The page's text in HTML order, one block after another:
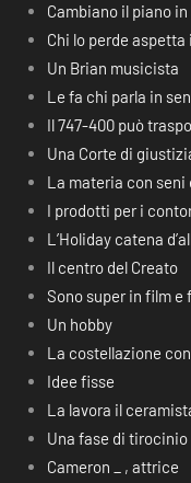
Cambiano il piano
Chi lo perde aspetta
Un Brian musicista
Le fa chi parla in
Il 747-400 può
Una Corte di
La materia con seni
I prodotti per i
L’Holiday catena
Il centro del Creato
Sono super in film e
Un hobby
La costellazione
Idee fisse
La lavora il
Una fase di tirocinio
Cameron _ , attrice